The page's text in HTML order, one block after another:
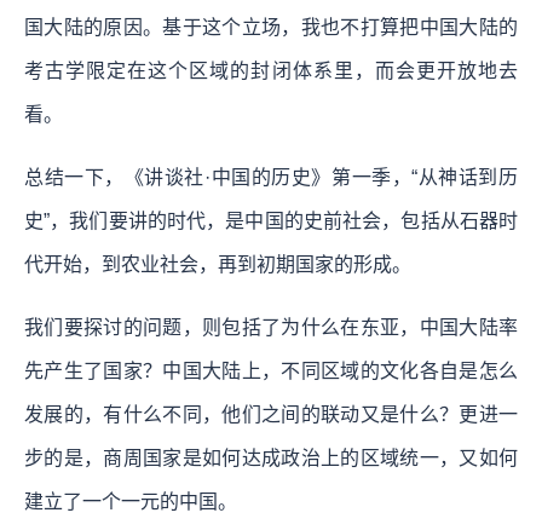
国大陆的原因。基于这个立场，我也不打算把中国大陆的
考古学限定在这个区域的封闭体系里，而会更开放地去
看。
总结一下，《讲谈社·中国的历史》第一季，“从神话到历
史”，我们要讲的时代，是中国的史前社会，包括从石器时
代开始，到农业社会，再到初期国家的形成。
我们要探讨的问题，则包括了为什么在东亚，中国大陆率
先产生了国家？中国大陆上，不同区域的文化各自是怎么
发展的，有什么不同，他们之间的联动又是什么？更进一
步的是，商周国家是如何达成政治上的区域统一，又如何
建立了一个一元的中国。